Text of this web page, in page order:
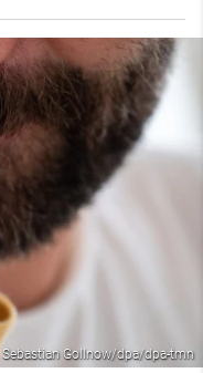
Gollnow/dpa/dpa-tmn